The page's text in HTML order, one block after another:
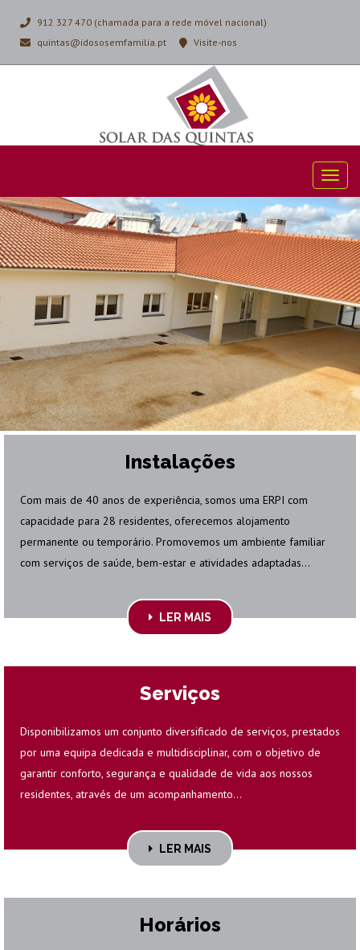
912 327 470 (chamada para a rede móvel nacional)
quintas@idososemfamilia.pt
Visite-nos
Instalações
Com mais de 40 anos de experiência, somos uma ERPI com
capacidade para 28 residentes, oferecemos alojamento
permanente ou temporário. Promovemos um ambiente familiar
com serviços de saúde, bem-estar e atividades adaptadas...
LER MAIS
Serviços
Disponibilizamos um conjunto diversificado de serviços, prestados
por uma equipa dedicada e multidisciplinar, com o objetivo de
garantir conforto, segurança e qualidade de vida aos nossos
residentes, através de um acompanhamento...
LER MAIS
Horários